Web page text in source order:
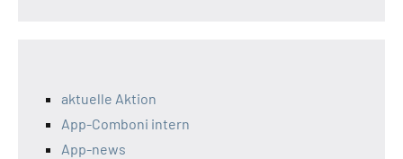
aktuelle Aktion
App-Comboni intern
App-news